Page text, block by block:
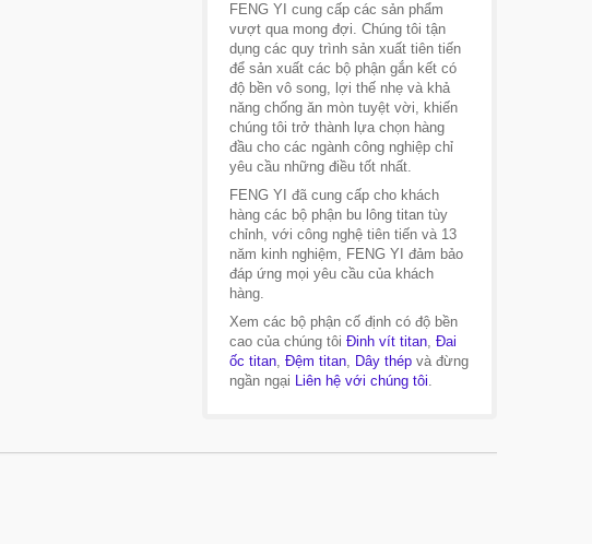
FENG YI cung cấp các sản phẩm
vượt qua mong đợi. Chúng tôi tận
dụng các quy trình sản xuất tiên tiến
để sản xuất các bộ phận gắn kết có
độ bền vô song, lợi thế nhẹ và khả
năng chống ăn mòn tuyệt vời, khiến
chúng tôi trở thành lựa chọn hàng
đầu cho các ngành công nghiệp chỉ
yêu cầu những điều tốt nhất.
FENG YI đã cung cấp cho khách
hàng các bộ phận bu lông titan tùy
chỉnh, với công nghệ tiên tiến và 13
năm kinh nghiệm, FENG YI đảm bảo
đáp ứng mọi yêu cầu của khách
hàng.
Xem các bộ phận cố định có độ bền
cao của chúng tôi Đinh vít titan, Đai
ốc titan, Đệm titan, Dây thép và đừng
ngần ngại Liên hệ với chúng tôi.